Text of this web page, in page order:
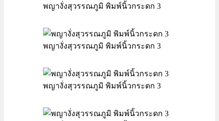
พญางั่งสุวรรณภูมิ พิมพ์นิ้วกระดก 3
พญางั่งสุวรรณภูมิ พิมพ์นิ้วกระดก 3
พญางั่งสุวรรณภูมิ พิมพ์นิ้วกระดก 3